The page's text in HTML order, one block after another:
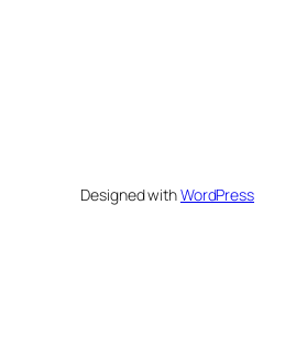
Designed withWordPress